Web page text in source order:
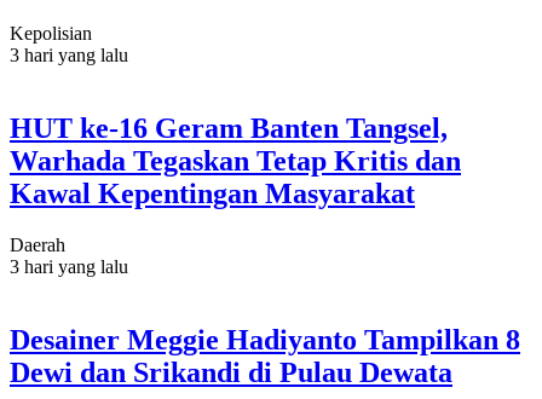
Kepolisian
3 hari yang lalu
HUT ke-16 Geram Banten Tangsel,
Warhada Tegaskan Tetap Kritis dan
Kawal Kepentingan Masyarakat
Daerah
3 hari yang lalu
Desainer Meggie Hadiyanto Tampilkan 8
Dewi dan Srikandi di Pulau Dewata